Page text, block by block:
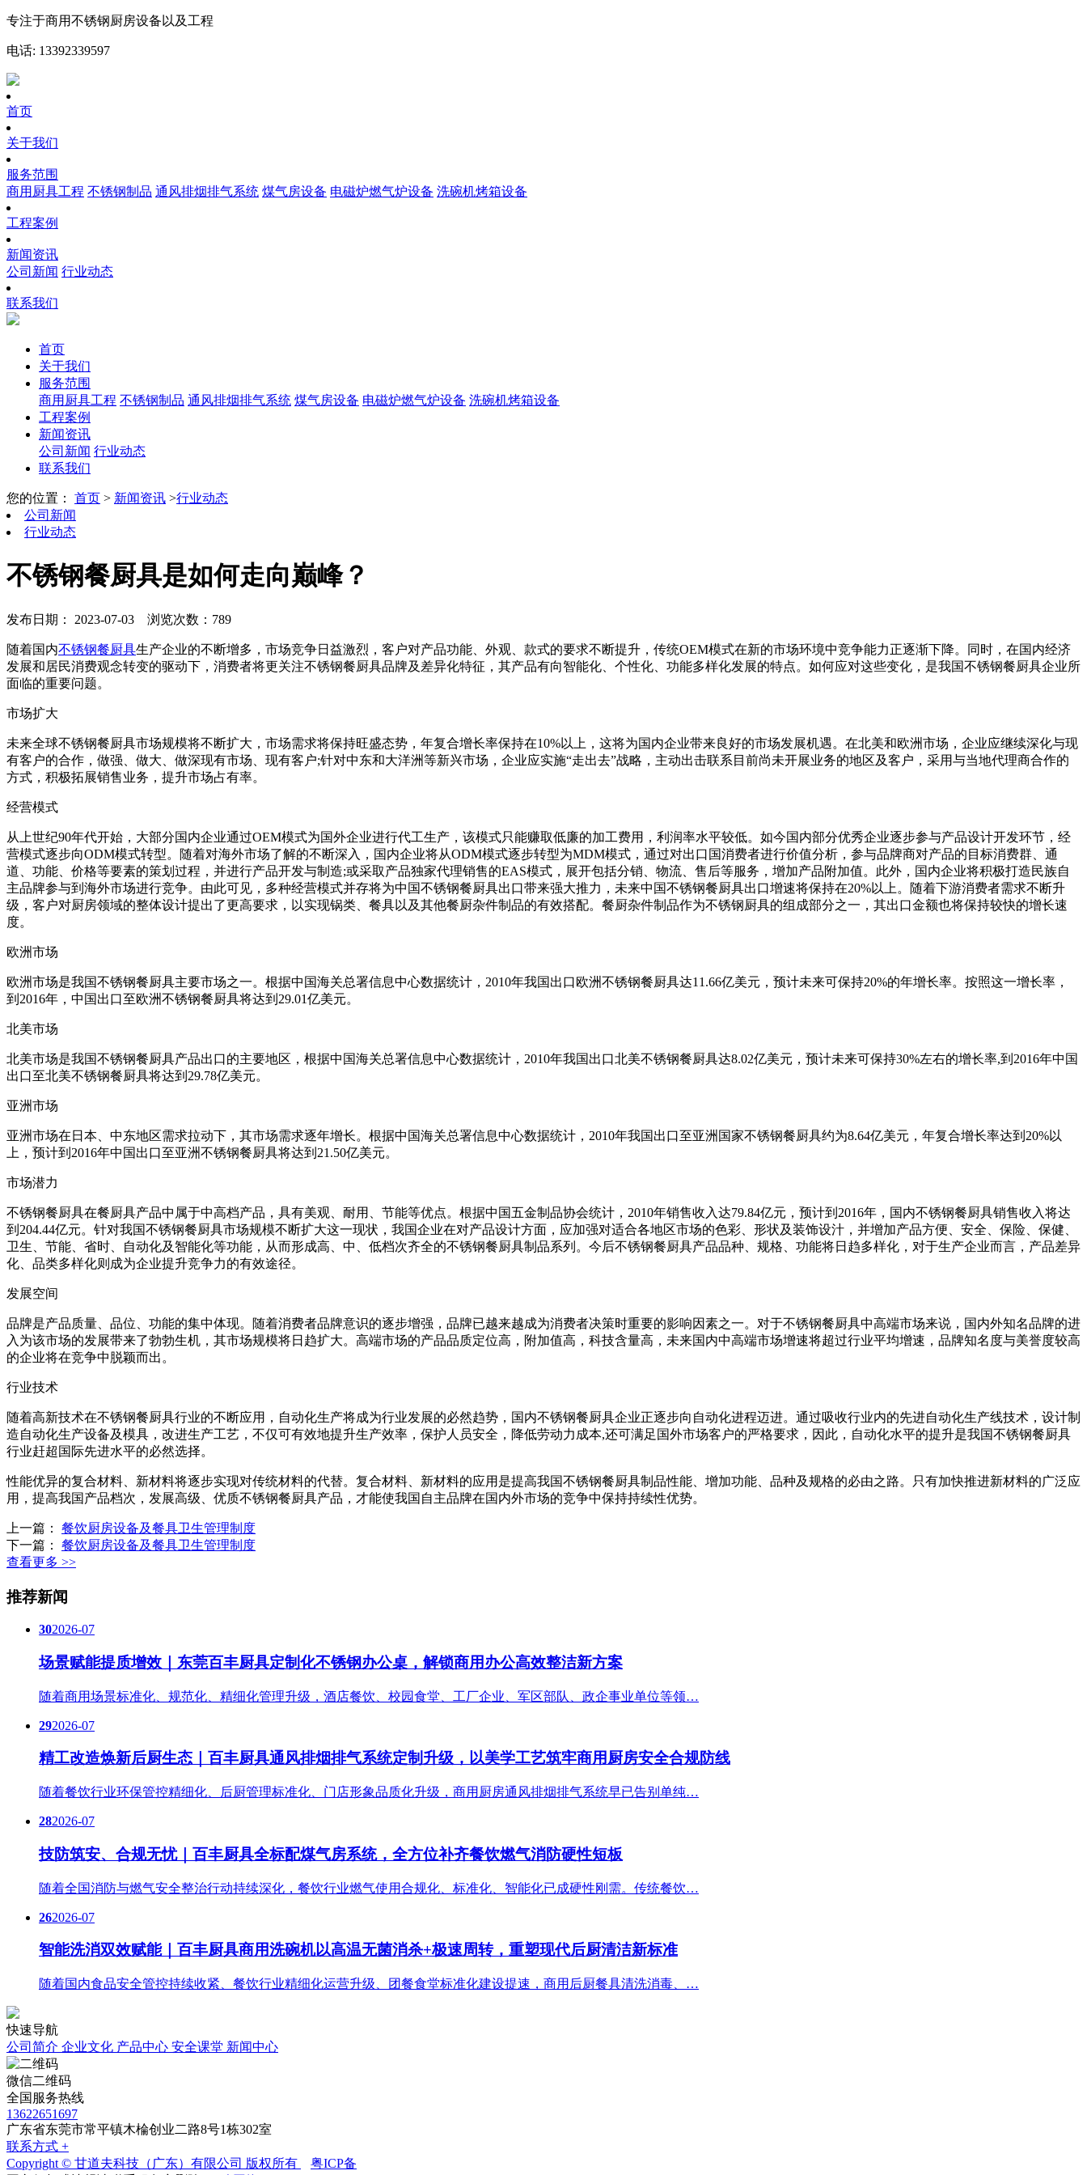
专注于商用不锈钢厨房设备以及工程
电话: 13392339597
首页
关于我们
服务范围
商用厨具工程 不锈钢制品 通风排烟排气系统 煤气房设备 电磁炉燃气炉设备 洗碗机烤箱设备
工程案例
新闻资讯
公司新闻 行业动态
联系我们
首页
关于我们
服务范围
商用厨具工程 不锈钢制品 通风排烟排气系统 煤气房设备 电磁炉燃气炉设备 洗碗机烤箱设备
工程案例
新闻资讯
公司新闻 行业动态
联系我们
您的位置： 首页 > 新闻资讯 >行业动态
公司新闻
行业动态
不锈钢餐厨具是如何走向巅峰？
发布日期： 2023-07-03 浏览次数：789
随着国内不锈钢餐厨具生产企业的不断增多，市场竞争日益激烈，客户对产品功能、外观、款式的要求不断提升，传统OEM模式在新的市场环境中竞争能力正逐渐下降。同时，在国内经济
发展和居民消费观念转变的驱动下，消费者将更关注不锈钢餐厨具品牌及差异化特征，其产品有向智能化、个性化、功能多样化发展的特点。如何应对这些变化，是我国不锈钢餐厨具企业所
面临的重要问题。
市场扩大
未来全球不锈钢餐厨具市场规模将不断扩大，市场需求将保持旺盛态势，年复合增长率保持在10%以上，这将为国内企业带来良好的市场发展机遇。在北美和欧洲市场，企业应继续深化与现
有客户的合作，做强、做大、做深现有市场、现有客户;针对中东和大洋洲等新兴市场，企业应实施“走出去”战略，主动出击联系目前尚未开展业务的地区及客户，采用与当地代理商合作的
方式，积极拓展销售业务，提升市场占有率。
经营模式
从上世纪90年代开始，大部分国内企业通过OEM模式为国外企业进行代工生产，该模式只能赚取低廉的加工费用，利润率水平较低。如今国内部分优秀企业逐步参与产品设计开发环节，经
营模式逐步向ODM模式转型。随着对海外市场了解的不断深入，国内企业将从ODM模式逐步转型为MDM模式，通过对出口国消费者进行价值分析，参与品牌商对产品的目标消费群、通
道、功能、价格等要素的策划过程，并进行产品开发与制造;或采取产品独家代理销售的EAS模式，展开包括分销、物流、售后等服务，增加产品附加值。此外，国内企业将积极打造民族自
主品牌参与到海外市场进行竞争。由此可见，多种经营模式并存将为中国不锈钢餐厨具出口带来强大推力，未来中国不锈钢餐厨具出口增速将保持在20%以上。随着下游消费者需求不断升
级，客户对厨房领域的整体设计提出了更高要求，以实现锅类、餐具以及其他餐厨杂件制品的有效搭配。餐厨杂件制品作为不锈钢厨具的组成部分之一，其出口金额也将保持较快的增长速
度。
欧洲市场
欧洲市场是我国不锈钢餐厨具主要市场之一。根据中国海关总署信息中心数据统计，2010年我国出口欧洲不锈钢餐厨具达11.66亿美元，预计未来可保持20%的年增长率。按照这一增长率，
到2016年，中国出口至欧洲不锈钢餐厨具将达到29.01亿美元。
北美市场
北美市场是我国不锈钢餐厨具产品出口的主要地区，根据中国海关总署信息中心数据统计，2010年我国出口北美不锈钢餐厨具达8.02亿美元，预计未来可保持30%左右的增长率,到2016年中国
出口至北美不锈钢餐厨具将达到29.78亿美元。
亚洲市场
亚洲市场在日本、中东地区需求拉动下，其市场需求逐年增长。根据中国海关总署信息中心数据统计，2010年我国出口至亚洲国家不锈钢餐厨具约为8.64亿美元，年复合增长率达到20%以
上，预计到2016年中国出口至亚洲不锈钢餐厨具将达到21.50亿美元。
市场潜力
不锈钢餐厨具在餐厨具产品中属于中高档产品，具有美观、耐用、节能等优点。根据中国五金制品协会统计，2010年销售收入达79.84亿元，预计到2016年，国内不锈钢餐厨具销售收入将达
到204.44亿元。针对我国不锈钢餐厨具市场规模不断扩大这一现状，我国企业在对产品设计方面，应加强对适合各地区市场的色彩、形状及装饰设汁，并增加产品方便、安全、保险、保健、
卫生、节能、省时、自动化及智能化等功能，从而形成高、中、低档次齐全的不锈钢餐厨具制品系列。今后不锈钢餐厨具产品品种、规格、功能将日趋多样化，对于生产企业而言，产品差异
化、品类多样化则成为企业提升竞争力的有效途径。
发展空间
品牌是产品质量、品位、功能的集中体现。随着消费者品牌意识的逐步增强，品牌已越来越成为消费者决策时重要的影响因素之一。对于不锈钢餐厨具中高端市场来说，国内外知名品牌的进
入为该市场的发展带来了勃勃生机，其市场规模将日趋扩大。高端市场的产品品质定位高，附加值高，科技含量高，未来国内中高端市场增速将超过行业平均增速，品牌知名度与美誉度较高
的企业将在竞争中脱颖而出。
行业技术
随着高新技术在不锈钢餐厨具行业的不断应用，自动化生产将成为行业发展的必然趋势，国内不锈钢餐厨具企业正逐步向自动化进程迈进。通过吸收行业内的先进自动化生产线技术，设计制
造自动化生产设备及模具，改进生产工艺，不仅可有效地提升生产效率，保护人员安全，降低劳动力成本,还可满足国外市场客户的严格要求，因此，自动化水平的提升是我国不锈钢餐厨具
行业赶超国际先进水平的必然选择。
性能优异的复合材料、新材料将逐步实现对传统材料的代替。复合材料、新材料的应用是提高我国不锈钢餐厨具制品性能、增加功能、品种及规格的必由之路。只有加快推进新材料的广泛应
用，提高我国产品档次，发展高级、优质不锈钢餐厨具产品，才能使我国自主品牌在国内外市场的竞争中保持持续性优势。
上一篇： 餐饮厨房设备及餐具卫生管理制度
下一篇： 餐饮厨房设备及餐具卫生管理制度
查看更多 >>
推荐新闻
302026-07
场景赋能提质增效｜东莞百丰厨具定制化不锈钢办公桌，解锁商用办公高效整洁新方案
随着商用场景标准化、规范化、精细化管理升级，酒店餐饮、校园食堂、工厂企业、军区部队、政企事业单位等领…
292026-07
精工改造焕新后厨生态｜百丰厨具通风排烟排气系统定制升级，以美学工艺筑牢商用厨房安全合规防线
随着餐饮行业环保管控精细化、后厨管理标准化、门店形象品质化升级，商用厨房通风排烟排气系统早已告别单纯…
282026-07
技防筑安、合规无忧｜百丰厨具全标配煤气房系统，全方位补齐餐饮燃气消防硬性短板
随着全国消防与燃气安全整治行动持续深化，餐饮行业燃气使用合规化、标准化、智能化已成硬性刚需。传统餐饮…
262026-07
智能洗消双效赋能｜百丰厨具商用洗碗机以高温无菌消杀+极速周转，重塑现代后厨清洁新标准
随着国内食品安全管控持续收紧、餐饮行业精细化运营升级、团餐食堂标准化建设提速，商用后厨餐具清洗消毒、…
快速导航
公司简介 企业文化 产品中心 安全课堂 新闻中心
微信二维码
全国服务热线
13622651697
广东省东莞市常平镇木棆创业二路8号1栋302室
联系方式 +
Copyright © 甘道夫科技（广东）有限公司 版权所有
粤ICP备